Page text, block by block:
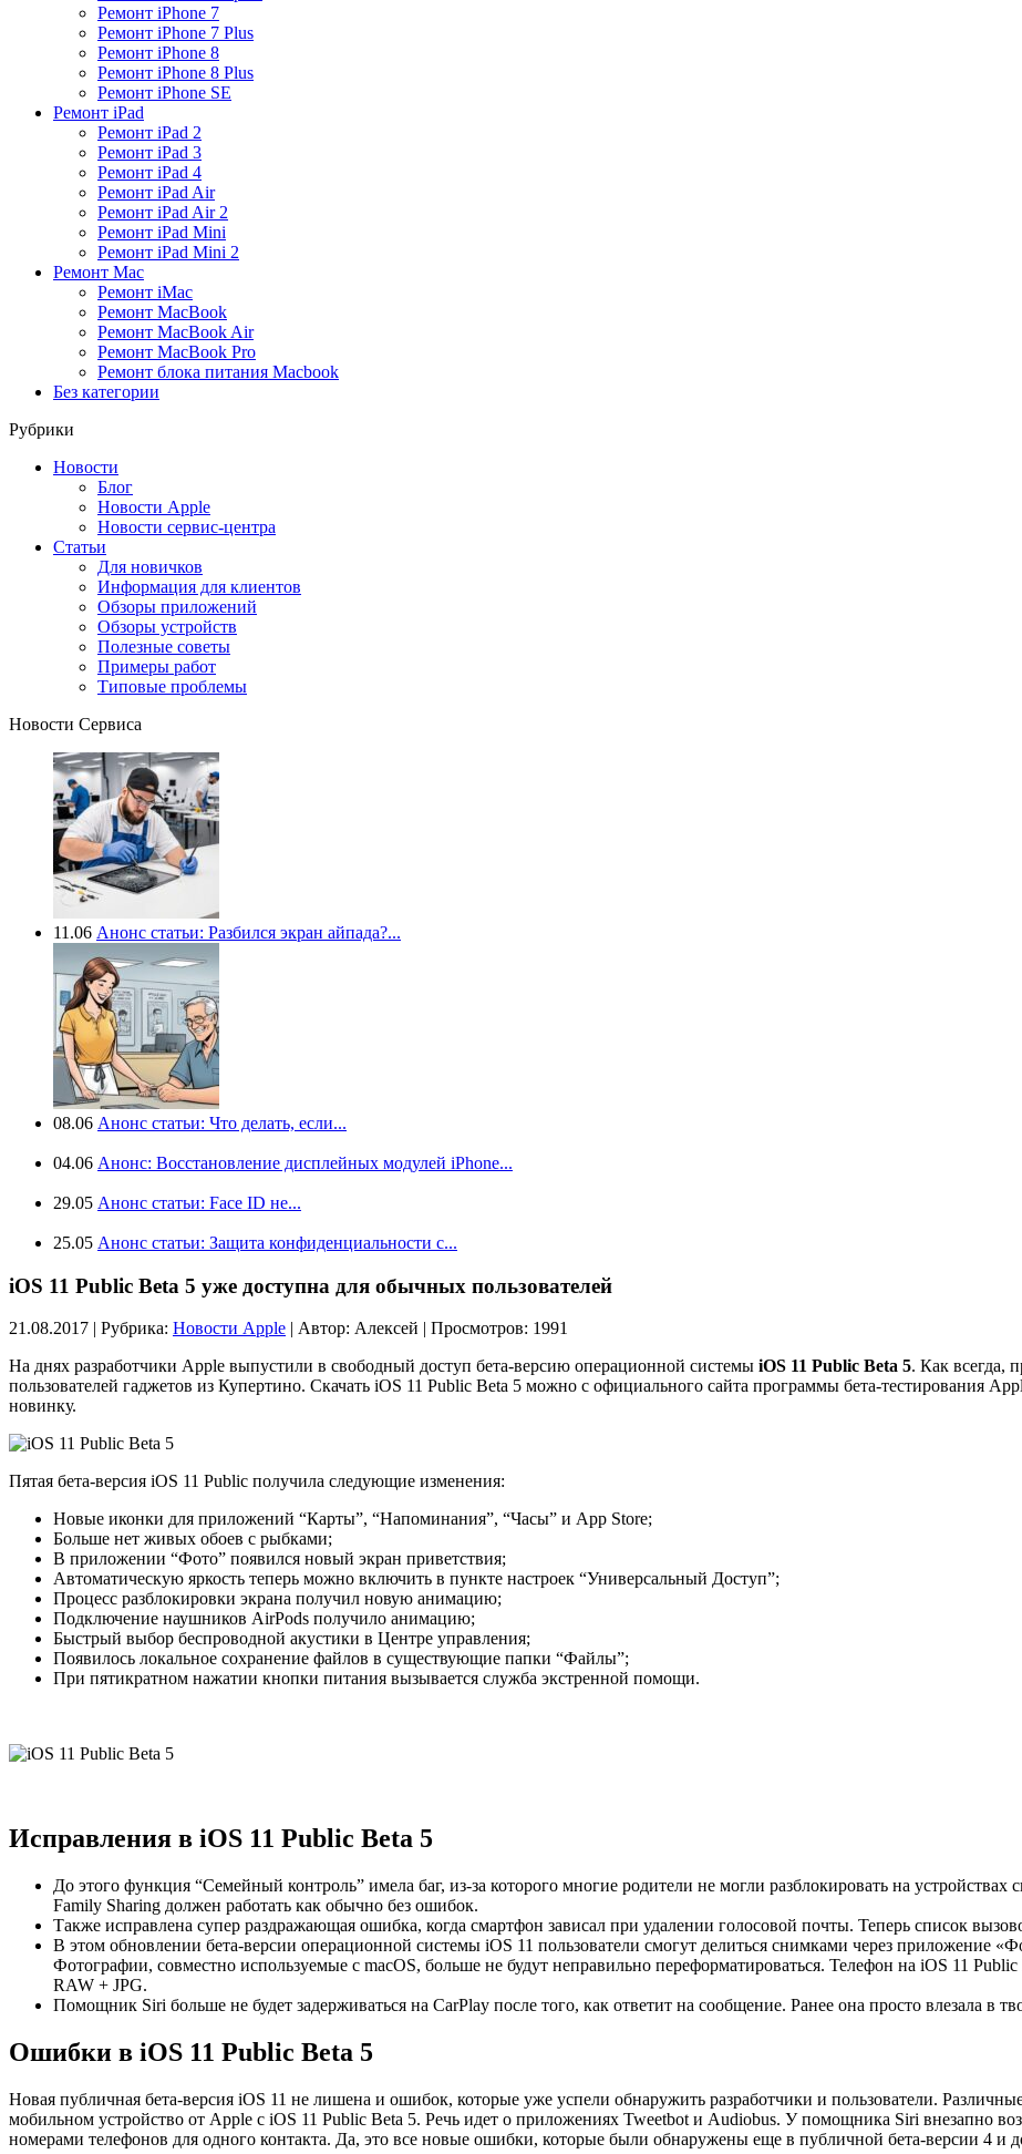
Ремонт iPhone 7
Ремонт iPhone 7 Plus
Ремонт iPhone 8
Ремонт iPhone 8 Plus
Ремонт iPhone SE
Ремонт iPad
Ремонт iPad 2
Ремонт iPad 3
Ремонт iPad 4
Ремонт iPad Air
Ремонт iPad Air 2
Ремонт iPad Mini
Ремонт iPad Mini 2
Ремонт Mac
Ремонт iMac
Ремонт MacBook
Ремонт MacBook Air
Ремонт MacBook Pro
Ремонт блока питания Macbook
Без категории
Рубрики
Новости
Блог
Новости Apple
Новости сервис-центра
Статьи
Для новичков
Информация для клиентов
Обзоры приложений
Обзоры устройств
Полезные советы
Примеры работ
Типовые проблемы
Новости Сервиса
11.06 Анонс статьи: Разбился экран айпада?...
08.06 Анонс статьи: Что делать, если...
04.06 Анонс: Восстановление дисплейных модулей iPhone...
29.05 Анонс статьи: Face ID не...
25.05 Анонс статьи: Защита конфиденциальности с...
iOS 11 Public Beta 5 уже доступна для обычных пользователей
21.08.2017 | Рубрика: Новости Apple | Автор: Алексей | Просмотров: 1991
На днях разработчики Apple выпустили в свободный доступ бета-версию операционной системы iOS 11 Public Beta 5. Как всегда,
пользователей гаджетов из Купертино. Скачать iOS 11 Public Beta 5 можно с официального сайта программы бета-тестирования
новинку.
Пятая бета-версия iOS 11 Public получила следующие изменения:
Новые иконки для приложений “Карты”, “Напоминания”, “Часы” и App Store;
Больше нет живых обоев с рыбками;
В приложении “Фото” появился новый экран приветствия;
Автоматическую яркость теперь можно включить в пункте настроек “Универсальный Доступ”;
Процесс разблокировки экрана получил новую анимацию;
Подключение наушников AirPods получило анимацию;
Быстрый выбор беспроводной акустики в Центре управления;
Появилось локальное сохранение файлов в существующие папки “Файлы”;
При пятикратном нажатии кнопки питания вызывается служба экстренной помощи.
Исправления в iOS 11 Public Beta 5
До этого функция “Семейный контроль” имела баг, из-за которого многие родители не могли разблокировать на
Family Sharing должен работать как обычно без ошибок.
Также исправлена супер раздражающая ошибка, когда смартфон зависал при удалении голосовой почты. Теперь список
В этом обновлении бета-версии операционной системы iOS 11 пользователи смогут делиться снимками через приложение
Фотографии, совместно используемые с macOS, больше не будут неправильно переформатироваться. Телефон на iOS 11
RAW + JPG.
Помощник Siri больше не будет задерживаться на CarPlay после того, как ответит на сообщение. Ранее она просто влезала в
Ошибки в iOS 11 Public Beta 5
Новая публичная бета-версия iOS 11 не лишена и ошибок, которые уже успели обнаружить разработчики и пользователи.
мобильном устройство от Apple с iOS 11 Public Beta 5. Речь идет о приложениях Tweetbot и Audiobus. У помощника Siri внезапно
номерами телефонов для одного контакта. Да, это все новые ошибки, которые были обнаружены еще в публичной бета-версии 4 и